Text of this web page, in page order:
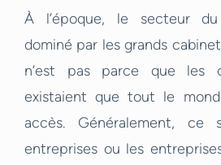
À l’époque, le secteur
dominé par les grands
n’est pas parce que les
existaient que tout le
accès. Généralement, ce
entreprises ou les